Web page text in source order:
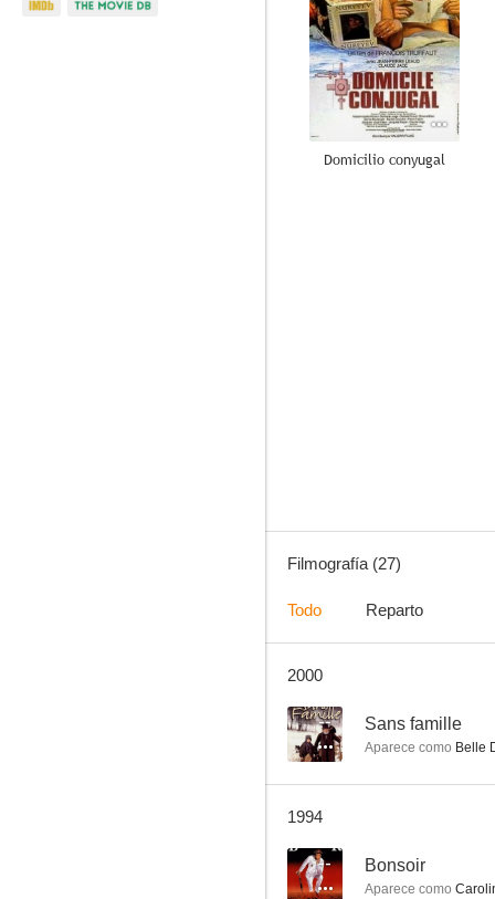
Domicilio conyugal
--
Filmografía (27)
Todo Reparto
2000
-- Sans famille
Aparece como Belle
1994
-- Bonsoir
Aparece como